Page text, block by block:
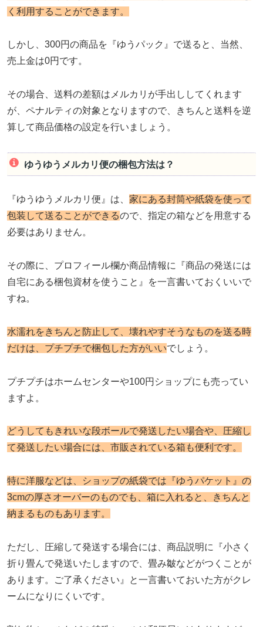
く 利用することができます。
しかし、300円の商品を『ゆうパック』で送ると、当然、
売上金は0円です。
その場合、送料の差額はメルカリが手出ししてくれます
が、ペナルティの対象となりますので、きちんと送料を逆
算して商品価格の設定を行いましょう。
ゆうゆうメルカリ便の梱包方法は？
『ゆうゆうメルカリ便』は、 家にある封筒や紙袋を使って
包装して送ることができるので、指定の箱などを用意する
必要はありません。
その際に、プロフィール欄か商品情報に『商品の発送には
自宅にある梱包資材を使うこと』を一言書いておくいいで
すね。
水濡れをきちんと防止して、壊れやすそうなものを送る時
だけは、プチプチで梱包した方がいいでしょう。
プチプチはホームセンターや100円ショップにも売ってい
ますよ。
どうしてもきれいな段ボールで発送したい場合や、圧縮し
て発送したい場合には、市販されている箱も便利です。
特に洋服などは、ショップの紙袋では『ゆうパケット』の
3cmの厚さオーバーのものでも、箱に入れると、きちんと
納まるものもあります。
ただし、圧縮して発送する場合には、商品説明に『小さく
折り畳んで発送いたしますので、畳み皺などがつくことが
あります。ご了承ください』と一言書いておいた方がクレ
ームになりにくいです。